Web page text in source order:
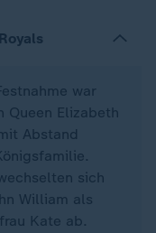
war
Queen Elizabeth
Abstand
sich
William als
Kate ab.